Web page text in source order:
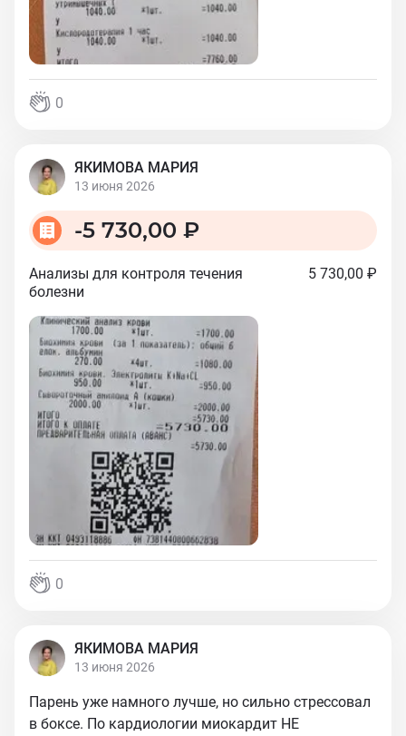
0
ЯКИМОВА МАРИЯ
13 июня 2026
-5 730,00 ₽
Анализы для контроля течения
болезни
5 730,00 ₽
0
ЯКИМОВА МАРИЯ
13 июня 2026
Парень уже намного лучше, но сильно стрессовал
в боксе. По кардиологии миокардит НЕ